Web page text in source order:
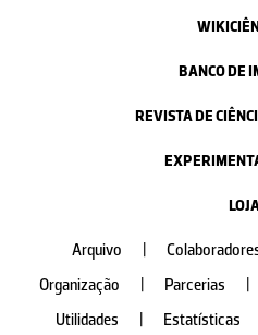
BANCO DE
REVISTA DE
Arquivo
Organização
Parcerias
Utilidades
Estatísticas